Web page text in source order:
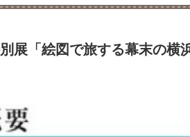
別展「絵図で旅する幕末の